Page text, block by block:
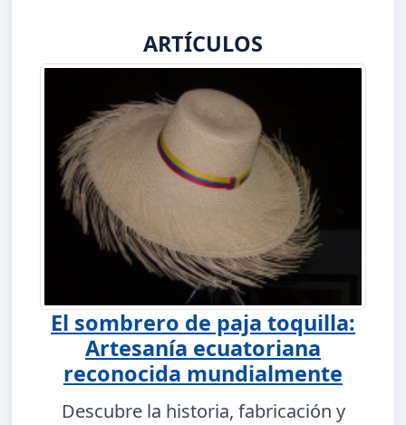
ARTÍCULOS
El sombrero de paja toquilla:
Artesanía ecuatoriana
reconocida mundialmente
Descubre la historia, fabricación y